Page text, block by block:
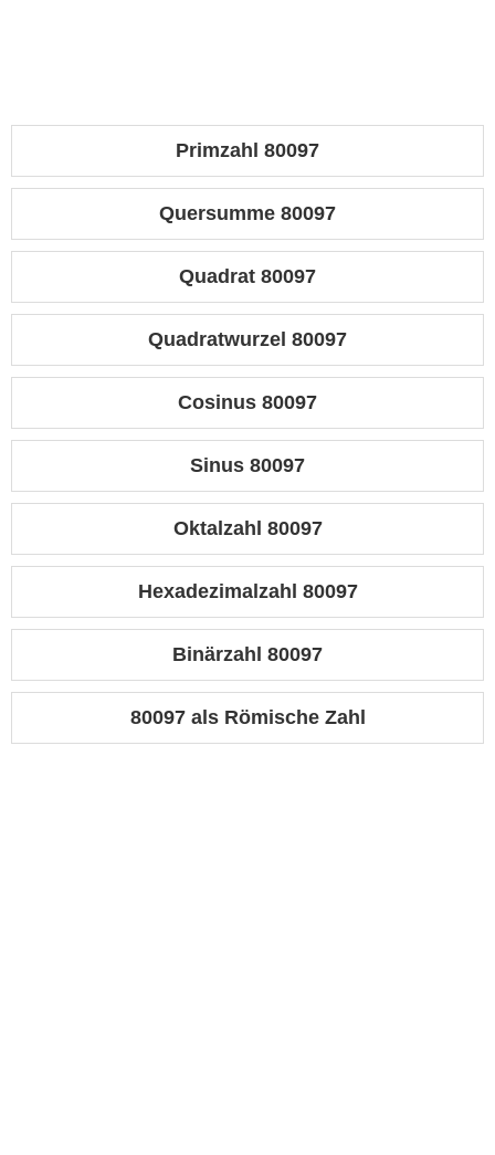
Primzahl 80097
Quersumme 80097
Quadrat 80097
Quadratwurzel 80097
Cosinus 80097
Sinus 80097
Oktalzahl 80097
Hexadezimalzahl 80097
Binärzahl 80097
80097 als Römische Zahl